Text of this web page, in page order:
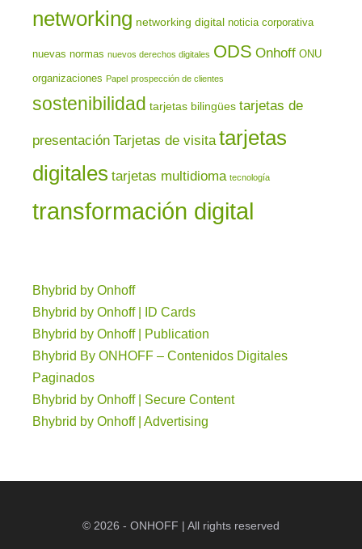
networking networking digital noticia corporativa
nuevas normas nuevos derechos digitales ODS Onhoff ONU
organizaciones Papel prospección de clientes
sostenibilidad tarjetas bilingües tarjetas de
presentación Tarjetas de visita tarjetas
digitales tarjetas multidioma tecnología
transformación digital
Bhybrid by Onhoff
Bhybrid by Onhoff | ID Cards
Bhybrid by Onhoff | Publication
Bhybrid By ONHOFF – Contenidos Digitales
Paginados
Bhybrid by Onhoff | Secure Content
Bhybrid by Onhoff | Advertising
© 2026 - ONHOFF | All rights reserved